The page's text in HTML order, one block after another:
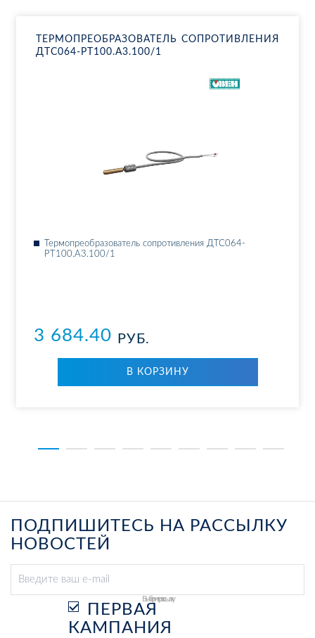
ТЕР­МО­ПРЕ­ОБ­РА­ЗО­ВА­ТЕЛЬ СО­ПРО­ТИВ­ЛЕ­НИЯ
ДТ­С064-РТ100.А3.100/1
Тер­мо­пре­об­ра­зо­ва­тель со­про­тив­ле­ния ДТ­С064-
РТ100.А3.100/1
3 684.40 РУБ.
В КОР­ЗИ­НУ
ПОДПИШИТЕСЬ НА РАССЫЛКУ
НОВОСТЕЙ
Выберите рассылку
ПЕРВАЯ
КАМПАНИЯ